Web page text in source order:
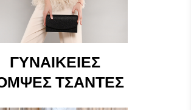
ΓΥΝΑΙΚΕΊΕΣ
ΤΣΆΝΤΕΣ